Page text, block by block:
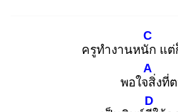
ครูทำงานหนัก
C
แต่
พอใจสิ่
A
งที่
D